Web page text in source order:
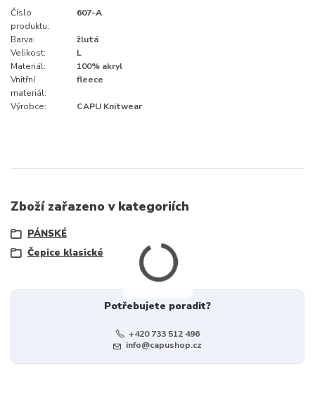
Číslo
produktu:
607-A
Barva:
žlutá
Velikost:
L
Materiál:
100% akryl
Vnitřní
materiál:
fleece
Výrobce: CAPU Knitwear
Zboží zařazeno v kategoriích
PÁNSKÉ
Čepice klasické
Potřebujete poradit?
+420 733 512 496
info@capushop.cz